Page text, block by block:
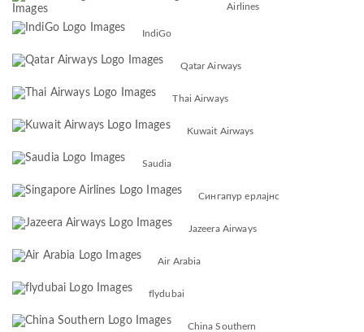
Airlines
IndiGo
Qatar Airways
Thai Airways
Kuwait Airways
Saudia
Сингапур ерлајнс
Jazeera Airways
Air Arabia
flydubai
China Southern